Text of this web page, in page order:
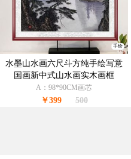
手绘
水墨山水画六尺斗方纯手绘写意
国画新中式山水画实木画框
A：98*90CM画芯
￥399 500